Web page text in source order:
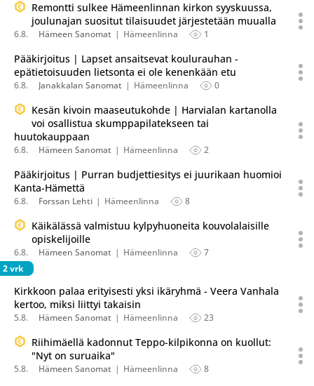
Remontti sulkee Hämeenlinnan kirkon syyskuussa,
joulunajan suositut tilaisuudet järjestetään muualla
6.8. Hämeen Sanomat Hämeenlinna 1
Pääkirjoitus | Lapset ansaitsevat koulurauhan -
epätietoisuuden lietsonta ei ole kenenkään etu
6.8. Janakkalan Sanomat Hämeenlinna 0
Kesän kivoin maaseutukohde | Harvialan kartanolla
voi osallistua skumppapilatekseen tai
huutokauppaan
6.8. Hämeen Sanomat Hämeenlinna 2
Pääkirjoitus | Purran budjettiesitys ei juurikaan huomioi
Kanta-Hämettä
6.8. Forssan Lehti Hämeenlinna 8
Käikälässä valmistuu kylpyhuoneita kouvolalaisille
opiskelijoille
6.8. Hämeen Sanomat Hämeenlinna
7
2 vrk
Kirkkoon palaa erityisesti yksi ikäryhmä - Veera Vanhala
kertoo, miksi liittyi takaisin
5.8. Hämeen Sanomat Hämeenlinna 23
Riihimäellä kadonnut Teppo-kilpikonna on kuollut:
"Nyt on suruaika"
5.8. Hämeen Sanomat Hämeenlinna 8